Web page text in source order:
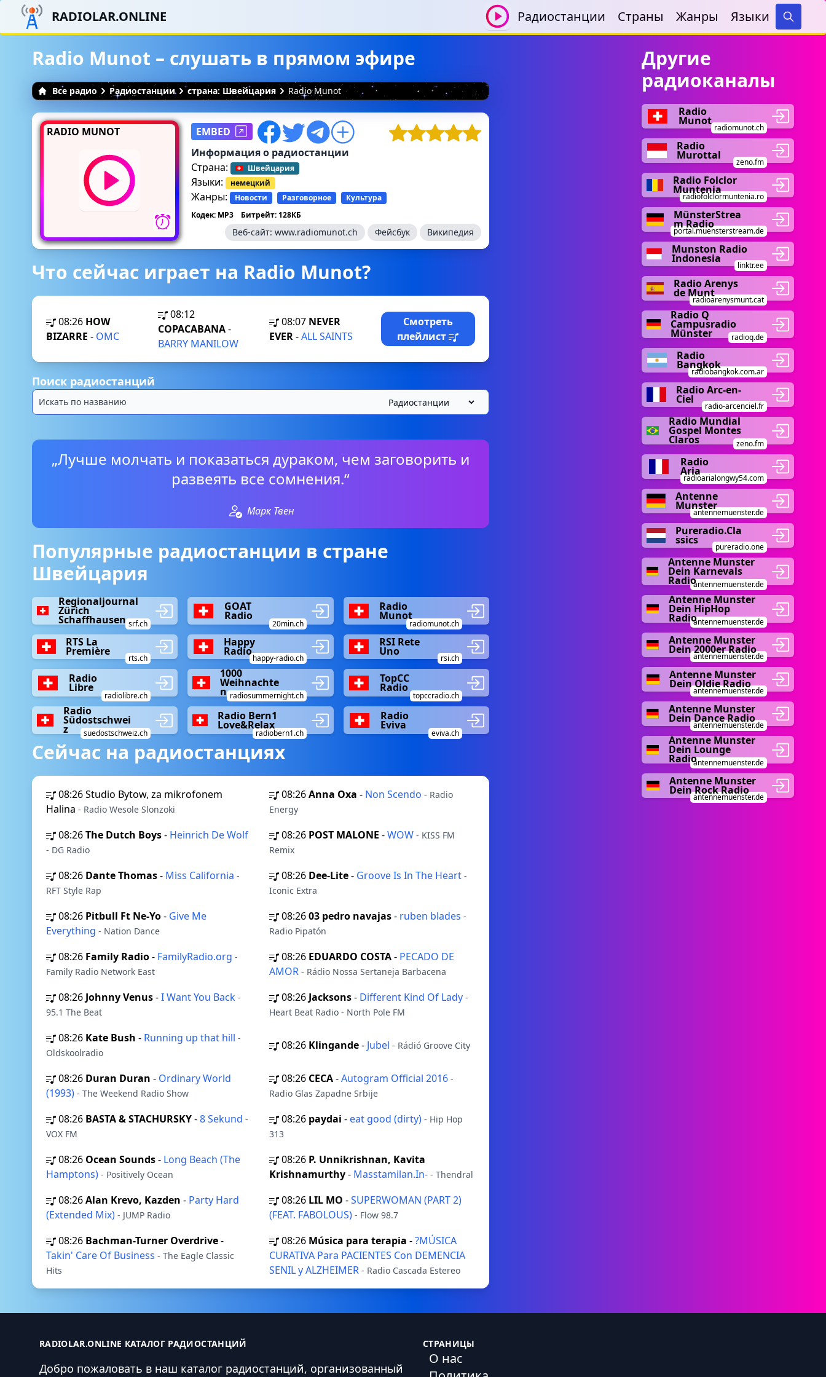
RADIOLAR.ONLINE Радиостанции Страны Жанры Языки
Search
Radio Munot – слушать в прямом эфире
Все радио Радиостанции страна: Швейцария Radio Munot
RADIO MUNOT
EMBED
Информация о радиостанции
Страна:
Швейцария
Языки: немецкий
Жанры: Новости Разговорное
Культура
Кодек: MP3
Битрейт: 128КБ
Веб-сайт: www.radiomunot.ch Фейсбук Википедия
Что сейчас играет на Radio Munot?
08:26 HOW
BIZARRE - OMC
08:12
COPACABANA-
BARRY MANILOW
08:07 NEVER
EVER-ALL SAINTS
Смотреть
плейлист
Поиск радиостанций
„Лучше молчать и показаться дураком, чем заговорить и
развеять все сомнения.“
Марк Твен
Популярные радиостанции в стране
Швейцария
Regionaljournal
Zürich
Schaffhausen srf.ch
GOAT
Radio
20min.ch
Radio
Munot
radiomunot.ch
RTS La
Première
rts.ch
Happy
Radio
happy-radio.ch
RSI Rete
Uno
rsi.ch
Radio
Libre
radiolibre.ch
1000
Weihnachte
n radiosummernight.ch
TopCC
Radio
topccradio.ch
Radio
Südostschwei
z suedostschweiz.ch
Radio Bern1
Love&Relax
radiobern1.ch
Radio
Eviva
eviva.ch
Сейчас на радиостанциях
08:26Studio Bytow, za mikrofonem
Halina - Radio Wesole Slonzoki
08:26Anna Oxa - Non Scendo - Radio
Energy
08:26The Dutch Boys- Heinrich De Wolf
- DG Radio
08:26 POST MALONE -WOW - KISS FM
Remix
08:26 Dante Thomas- Miss California -
RFT Style Rap
08:26 Dee-Lite- Groove Is In The Heart -
Iconic Extra
08:26 Pitbull Ft Ne-Yo- Give Me
Everything - Nation Dance
08:2603 pedro navajas- ruben blades -
Radio Pipatón
08:26 Family Radio- FamilyRadio.org -
Family Radio Network East
08:26 EDUARDO COSTA- PECADO DE
AMOR - Rádio Nossa Sertaneja Barbacena
08:26 Johnny Venus-I Want You Back -
95.1 The Beat
08:26 Jacksons- Different Kind Of Lady -
Heart Beat Radio - North Pole FM
08:26 Kate Bush - Running up that hill -
Oldskoolradio
08:26 Klingande- Jubel - Rádió Groove City
08:26 Duran Duran - Ordinary World
(1993) - The Weekend Radio Show
08:26 CECA-Autogram Official 2016 -
Radio Glas Zapadne Srbije
08:26 BASTA & STACHURSKY-8 Sekund -
VOX FM
08:26 paydai - eat good (dirty) - Hip Hop
313
08:26 Ocean Sounds- Long Beach (The
Hamptons) - Positively Ocean
08:26 P. Unnikrishnan, Kavita
Krishnamurthy- Masstamilan.In- - Thendral
08:26Alan Krevo, Kazden - Party Hard
(Extended Mix) - JUMP Radio
08:26 LIL MO -SUPERWOMAN (PART 2)
(FEAT. FABOLOUS) - Flow 98.7
08:26 Bachman-Turner Overdrive-
Takin' Care Of Business - The Eagle Classic
Hits
08:26 Música para terapia -?MÚSICA
CURATIVA Para PACIENTES Con DEMENCIA
SENIL y ALZHEIMER - Radio Cascada Estereo
Другие
радиоканалы
Radio
Munot
radiomunot.ch
Radio
Murottal
zeno.fm
Radio Folclor
Muntenia
radiofolclormuntenia.ro
MünsterStrea
m Radio
portal.muensterstream.de
Munston Radio
Indonesia
linktr.ee
Radio Arenys
de Munt
radioarenysmunt.cat
Radio Q
Campusradio
Münster radioq.de
Radio
Bangkok
radiobangkok.com.ar
Radio Arc-en-
Ciel
radio-arcenciel.fr
Radio Mundial
Gospel Montes
Claros zeno.fm
Radio
Aria
radioarialongwy54.com
Antenne
Munster
antennemuenster.de
Pureradio.Cla
ssics
pureradio.one
Antenne Munster
Dein Karnevals
Radioantennemuenster.de
Antenne Munster
Dein HipHop
Radioantennemuenster.de
Antenne Munster
Dein 2000er Radio
antennemuenster.de
Antenne Munster
Dein Oldie Radio
antennemuenster.de
Antenne Munster
Dein Dance Radio
antennemuenster.de
Antenne Munster
Dein Lounge
Radioantennemuenster.de
Antenne Munster
Dein Rock Radio
antennemuenster.de
RADIOLAR.ONLINE КАТАЛОГ РАДИОСТАНЦИЙ
Добро пожаловать в наш каталог радиостанций, организованный
СТРАНИЦЫ
О нас